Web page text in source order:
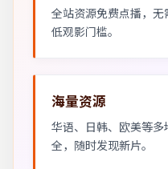
全站资源免费点播，
低观影门槛。
海量资源
华语、日韩、欧美等
全，随时发现新片。